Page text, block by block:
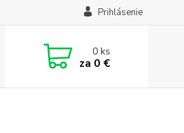
Prihlásenie
0ks
za 0 €